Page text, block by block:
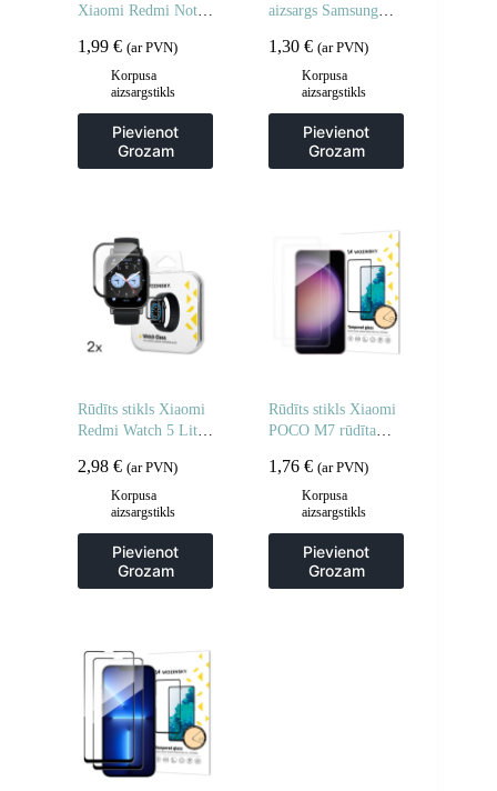
Xiaomi Redmi Note
stikli 2 gab.
1,99 € (ar PVN)
Korpusa
aizsargstikls
Pievienot
Grozam
aizsargs Samsung
stikla ekrāna aizsargs
– 2 gab.
1,30€ (ar PVN)
Korpusa
aizsargstikls
Pievienot
Grozam
Rūdīts stikls Xiaomi
Redmi Watch 5 Lite
2,98 € (ar PVN)
Korpusa
aizsargstikls
Pievienot
Grozam
Rūdīts stikls Xiaomi
POCO M7 rūdīta
2 gab.
1,76€ (ar PVN)
Korpusa
aizsargstikls
Pievienot
Grozam